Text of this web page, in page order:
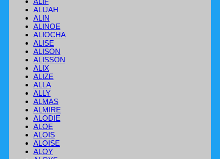
ALIJAH
ALIN
ALINOE
ALIOCHA
ALISE
ALISON
ALISSON
ALIX
ALIZE
ALLA
ALLY
ALMAS
ALMIRE
ALODIE
ALOE
ALOIS
ALOISE
ALOY